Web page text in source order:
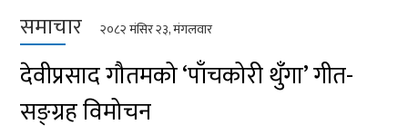
समाचार २०८२ मंसिर २३, मंगलवार
देवीप्रसाद गौतमको ‘पाँचकोरी थुँगा’ गीत-
सङ्ग्रह विमोचन